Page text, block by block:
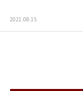
2021.08.15